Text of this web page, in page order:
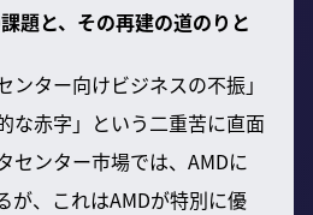
題と、その再建の道のりと
ンター向けビジネスの不振」
な赤字」という二重苦に直面
センター市場では、AMDに
が、これはAMDが特別に優